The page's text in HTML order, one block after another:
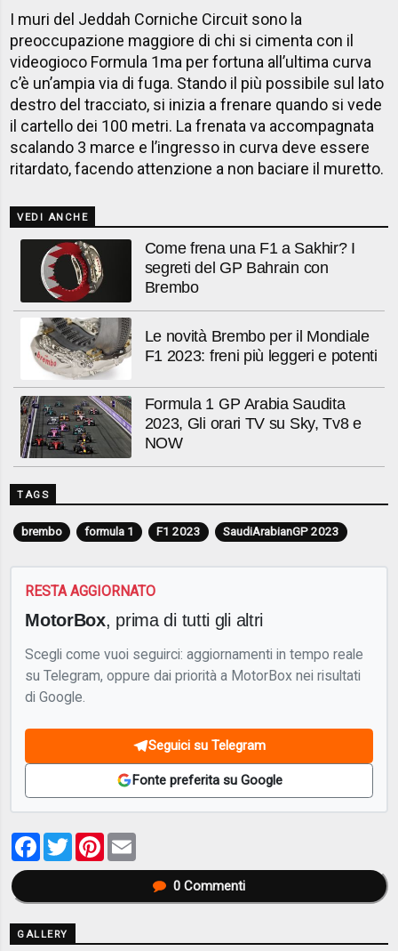
I muri del Jeddah Corniche Circuit sono la
preoccupazione maggiore di chi si cimenta con il
videogioco Formula 1ma per fortuna all’ultima curva
c’è un’ampia via di fuga. Stando il più possibile sul lato
destro del tracciato, si inizia a frenare quando si vede
il cartello dei 100 metri. La frenata va accompagnata
scalando 3 marce e l’ingresso in curva deve essere
ritardato, facendo attenzione a non baciare il muretto.
VEDI ANCHE
Come frena una F1 a Sakhir? I
segreti del GP Bahrain con
Brembo
Le novità Brembo per il Mondiale
F1 2023: freni più leggeri e potenti
Formula 1 GP Arabia Saudita
2023, Gli orari TV su Sky, Tv8 e
NOW
TAGS
brembo formula 1 F1 2023 SaudiArabianGP 2023
RESTA AGGIORNATO
MotorBox, prima di tutti gli altri
Scegli come vuoi seguirci: aggiornamenti in tempo reale
su Telegram, oppure dai priorità a MotorBox nei risultati
di Google.
Seguici su Telegram
Fonte preferita su Google
Facebook
TwitterPinterest
0Commenti
GALLERY